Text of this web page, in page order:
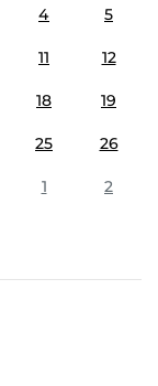
4 5
11 12
18 19
25 26
1 2